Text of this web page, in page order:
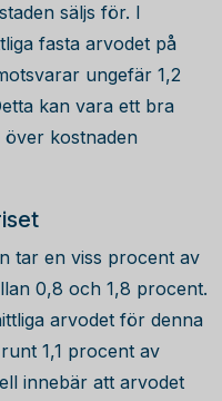
säljs för. I
fasta arvodet på
ungefär 1,2
kan vara ett bra
kostnaden
tar en viss procent av
0,8 och 1,8 procent.
arvodet för denna
1,1 procent av
innebär att arvodet